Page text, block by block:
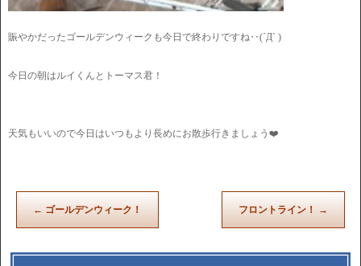
賑やかだったゴールデンウィークも今日で終わりですね‥(´Д` )
今日の朝はルイくんとトーマス君！
天気もいいので今日はいつもより長めにお散歩行きましょう❤️
← ゴールデンウィーク！ フロントライン！ →